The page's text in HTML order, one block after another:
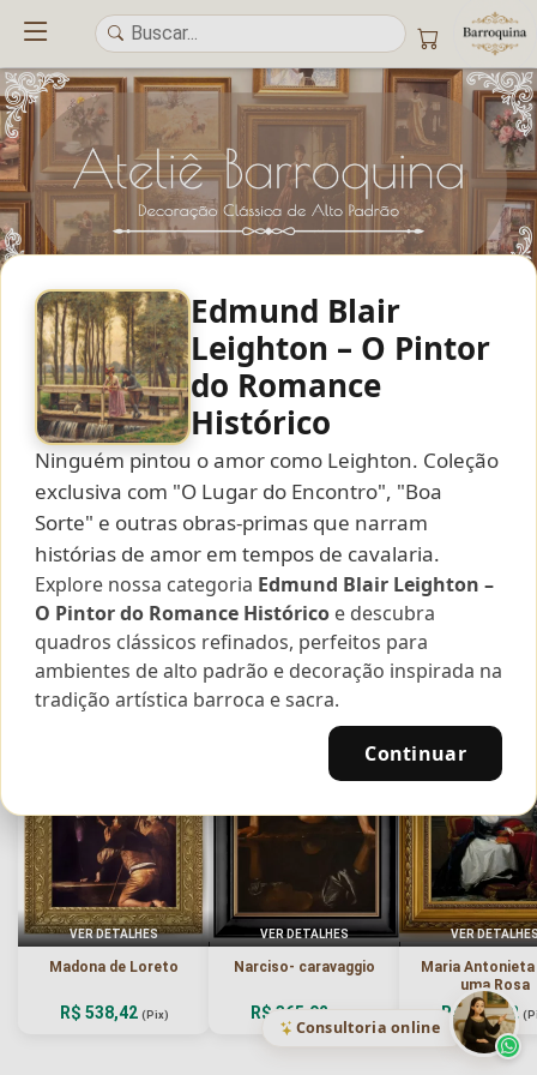
Edmund Blair
Leighton – O Pintor
do Romance
Histórico
Ninguém pintou o amor como Leighton. Coleção
exclusiva com "O Lugar do Encontro", "Boa
Sorte" e outras obras-primas que narram
histórias de amor em tempos de cavalaria.
Explore nossa categoria Edmund Blair Leighton –
O Pintor do Romance Histórico e descubra
quadros clássicos refinados, perfeitos para
ambientes de alto padrão e decoração inspirada na
tradição artística barroca e sacra.
Continuar
UM ATELIÊ 100% FINE ART
Trazemos a imponência das maiores obras de arte do mundo
alto padrão da sua casa. Nosso acervo reúne a genialidade de
pintores renomados, resgatandoartes reais
das obras do
século XIX . Produção artesanal em Canvas 100% Algodão
molduras em
Madeira Maciça Pigmentação Mineral
QUALIDADE DE MUSEU GARANTIA ETERNA
Curadoria das Campanhas
A seleção de obras-primas apresentadas em nossos vídeos nas redes
sociais, reunidas aqui para sua apreciação.
VER DETALHES
Madona de Loreto
R$ 538,42 (Pix)
VER DETALHES
Narciso- caravaggio
R$ 365,92
VER
Maria
uma Rosa
R$ 365,92
Consultoria online